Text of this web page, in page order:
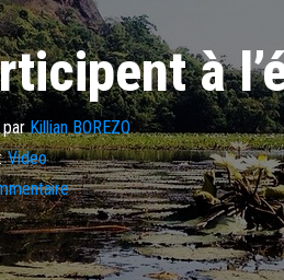
à
parKillian BOREZO
Video